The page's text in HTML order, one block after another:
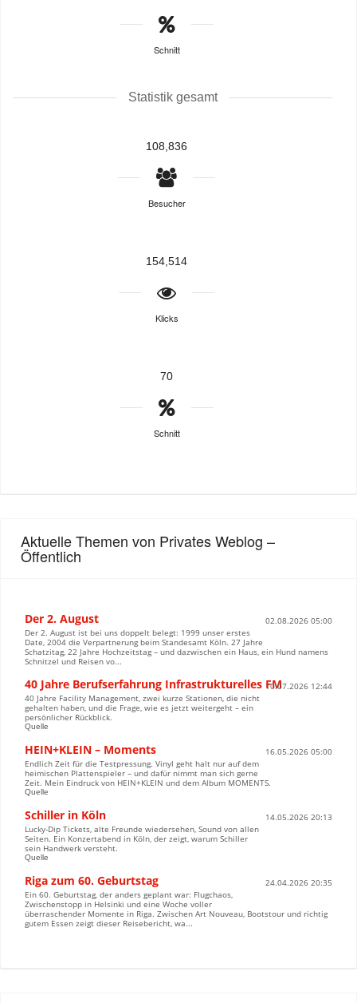
Schnitt
Statistik gesamt
108,836
Besucher
154,514
Klicks
70
Schnitt
Aktuelle Themen von Privates Weblog –
Öffentlich
Der 2. August
02.08.2026 05:00
Der 2. August ist bei uns doppelt belegt: 1999 unser erstes
Date, 2004 die Verpartnerung beim Standesamt Köln. 27 Jahre
Schatzitag, 22 Jahre Hochzeitstag – und dazwischen ein Haus, ein Hund namens
Schnitzel und Reisen vo...
40 Jahre Berufserfahrung Infrastrukturelles FM10.07.2026 12:44
40 Jahre Facility Management, zwei kurze Stationen, die nicht
gehalten haben, und die Frage, wie es jetzt weitergeht – ein
persönlicher Rückblick.
Quelle
HEIN+KLEIN – Moments
16.05.2026 05:00
Endlich Zeit für die Testpressung. Vinyl geht halt nur auf dem
heimischen Plattenspieler – und dafür nimmt man sich gerne
Zeit. Mein Eindruck von HEIN+KLEIN und dem Album MOMENTS.
Quelle
Schiller in Köln
14.05.2026 20:13
Lucky-Dip Tickets, alte Freunde wiedersehen, Sound von allen
Seiten. Ein Konzertabend in Köln, der zeigt, warum Schiller
sein Handwerk versteht.
Quelle
Riga zum 60. Geburtstag
24.04.2026 20:35
Ein 60. Geburtstag, der anders geplant war: Flugchaos,
Zwischenstopp in Helsinki und eine Woche voller
überraschender Momente in Riga. Zwischen Art Nouveau, Bootstour und richtig
gutem Essen zeigt dieser Reisebericht, wa...